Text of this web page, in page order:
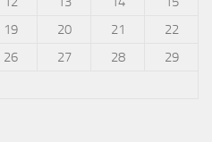
19 20 21
22
26 27 28
29